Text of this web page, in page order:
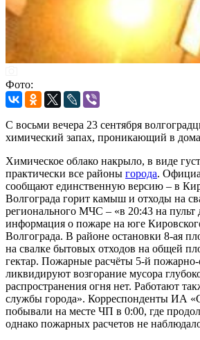
Фото:
С восьми вечера 23 сентября
химический запах, проникающий в
Химическое облако накрыло, в виде
практически все районы города.
сообщают единственную версию – в
Волгограда горит камыш и отходы на
регионального МЧС – «в 20:43 на пульт
информация о пожаре на юге
Волгограда. В районе остановки 8-ая
на свалке бытовых отходов на общей
гектар. Пожарные расчёты 5-й пожарно-
ликвидируют возгорание мусора
распространения огня нет. Работают
службы города». Корреспонденты ИА
побывали на месте ЧП в 0:00, где
однако пожарных расчетов не